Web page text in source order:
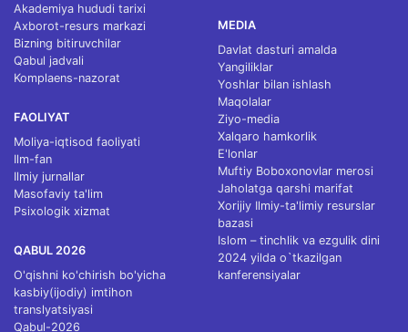
Akademiya hududi tarixi
Axborot-resurs markazi
Bizning bitiruvchilar
Qabul jadvali
Komplaens-nazorat
FAOLIYAT
Moliya-iqtisod faoliyati
Ilm-fan
Ilmiy jurnallar
Masofaviy ta'lim
Psixologik xizmat
QABUL 2026
O'qishni ko'chirish bo'yicha
kasbiy(ijodiy) imtihon
translyatsiyasi
Qabul-2026
MEDIA
Davlat dasturi amalda
Yangiliklar
Yoshlar bilan ishlash
Maqolalar
Ziyo-media
Xalqaro hamkorlik
E'lonlar
Muftiy Boboxonovlar merosi
Jaholatga qarshi marifat
Xorijiy Ilmiy-ta'limiy resurslar
bazasi
Islom – tinchlik va ezgulik dini
2024 yilda o`tkazilgan
kanferensiyalar